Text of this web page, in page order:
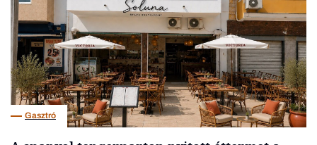
Gasztró